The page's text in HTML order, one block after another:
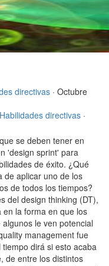
directivas · Octubre
Habilidades directivas ·
se deben tener en
'design sprint' para
de éxito. ¿Qué
de aplicar uno de los
de todos los tiempos?
del design thinking (DT),
la forma en que los
le ven potencial
management fue
dirá si esto acaba
de entre los distintos